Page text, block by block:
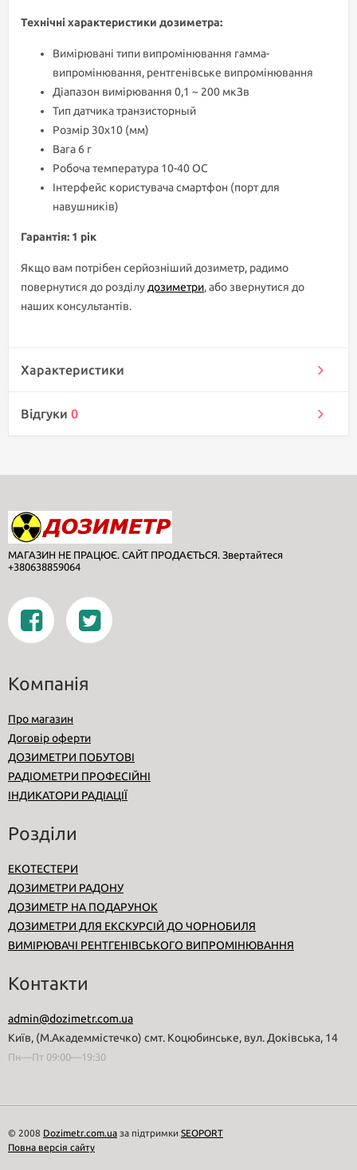
Технічні характеристики дозиметра:
Вимірювані типи випромінювання гамма-
випромінювання, рентгенівське випромінювання
Діапазон вимірювання 0,1 ~ 200 мкЗв
Тип датчика транзисторный
Розмір 30х10 (мм)
Вага 6 г
Робоча температура 10-40 ОС
Інтерфейс користувача смартфон (порт для
навушників)
Гарантія: 1 рік
Якщо вам потрібен серйозніший дозиметр, радимо
повернутися до розділу дозиметри, або звернутися до
наших консультантів.
Характеристики
Відгуки 0
МАГАЗИН НЕ ПРАЦЮЄ. САЙТ ПРОДАЄТЬСЯ. Звертайтеся
+380638859064
Компанія
Про магазин
Договір оферти
ДОЗИМЕТРИ ПОБУТОВІ
РАДІОМЕТРИ ПРОФЕСІЙНІ
ІНДИКАТОРИ РАДІАЦІЇ
Розділи
ЕКОТЕСТЕРИ
ДОЗИМЕТРИ РАДОНУ
ДОЗИМЕТР НА ПОДАРУНОК
ДОЗИМЕТРИ ДЛЯ ЕКСКУРСІЙ ДО ЧОРНОБИЛЯ
ВИМІРЮВАЧІ РЕНТГЕНІВСЬКОГО ВИПРОМІНЮВАННЯ
Контакти
admin@dozimetr.com.ua
Київ, (М.Академмістечко) смт. Коцюбинське, вул. Доківська, 14
Пн—Пт 09:00—19:30
© 2008 Dozimetr.com.ua за підтримки SEOPORT
Повна версія сайту